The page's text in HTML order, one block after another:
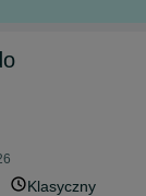
Klasyczny